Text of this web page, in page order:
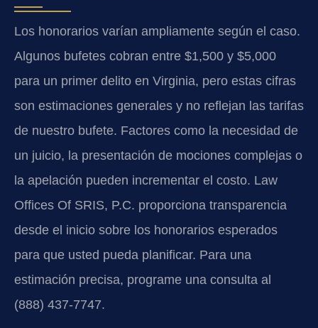
Los honorarios varían ampliamente según el caso.
Algunos bufetes cobran entre $1,500 y $5,000
para un primer delito en Virginia, pero estas cifras
son estimaciones generales y no reflejan las tarifas
de nuestro bufete. Factores como la necesidad de
un juicio, la presentación de mociones complejas o
la apelación pueden incrementar el costo. Law
Offices Of SRIS, P.C. proporciona transparencia
desde el inicio sobre los honorarios esperados
para que usted pueda planificar. Para una
estimación precisa, programe una consulta al
(888) 437-7747.